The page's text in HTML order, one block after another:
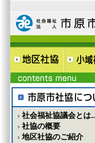
社会福祉協議会とは
社協の概要
地区社協のご紹介